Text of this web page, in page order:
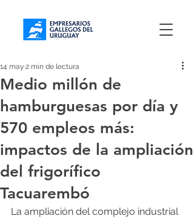
Medio millón de
hamburguesas por día y
570 empleos más:
impactos de la ampliación
del frigorífico
Tacuarembó
14 may 2 min de lectura
La ampliación del complejo industrial